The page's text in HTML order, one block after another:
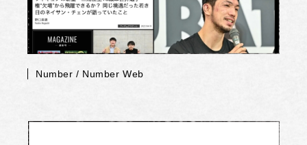
Number / Number Web